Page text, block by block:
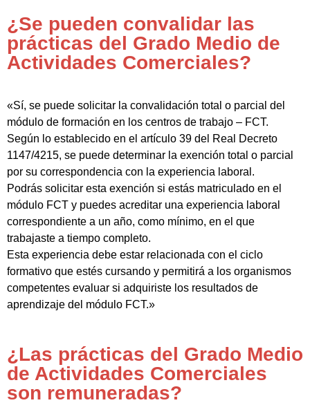
¿Se pueden convalidar las
prácticas del Grado Medio de
Actividades Comerciales?
«Sí, se puede solicitar la convalidación total o parcial del
módulo de formación en los centros de trabajo – FCT.
Según lo establecido en el artículo 39 del Real Decreto
1147/4215, se puede determinar la exención total o parcial
por su correspondencia con la experiencia laboral.
Podrás solicitar esta exención si estás matriculado en el
módulo FCT y puedes acreditar una experiencia laboral
correspondiente a un año, como mínimo, en el que
trabajaste a tiempo completo.
Esta experiencia debe estar relacionada con el ciclo
formativo que estés cursando y permitirá a los organismos
competentes evaluar si adquiriste los resultados de
aprendizaje del módulo FCT.»
¿Las prácticas del Grado Medio
de Actividades Comerciales
son remuneradas?